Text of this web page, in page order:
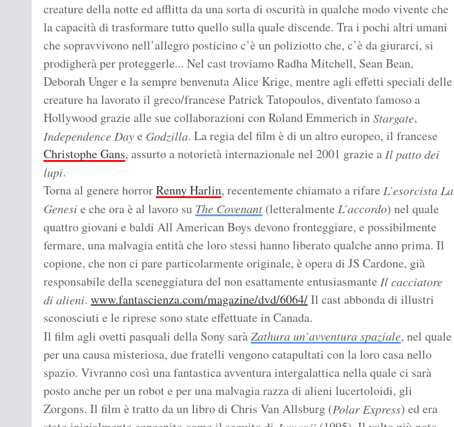
creature della notte ed afflitta da una sorta di oscurità in qualche modo vivente che
la capacità di trasformare tutto quello sulla quale discende. Tra i pochi altri umani
che sopravvivono nell’allegro posticino c’è un poliziotto che, c’è da giurarci, si
prodigherà per proteggerle... Nel cast troviamo Radha Mitchell, Sean Bean,
Deborah Unger e la sempre benvenuta Alice Krige, mentre agli effetti speciali delle
creature ha lavorato il greco/francese Patrick Tatopoulos, diventato famoso a
Hollywood grazie alle sue collaborazioni con Roland Emmerich inStargate,
Independence Daye Godzilla. La regia del film è di un altro europeo, il francese
Christophe Gans, assurto a notorietà internazionale nel 2001 grazie aIl patto dei
lupi.
Torna al genere horrorRenny Harlin, recentemente chiamato a rifare L’esorcista La
Genesie che ora è al lavoro su The Covenant (letteralmente L’accordo) nel quale
quattro giovani e baldi All American Boys devono fronteggiare, e possibilmente
fermare, una malvagia entità che loro stessi hanno liberato qualche anno prima. Il
copione, che non ci pare particolarmente originale, è opera di JS Cardone, già
responsabile della sceneggiatura del non esattamente entusiasmante Il cacciatore
di alieni. www.fantascienza.com/magazine/dvd/6064/Il cast abbonda di illustri
sconosciuti e le riprese sono state effettuate in Canada.
Il film agli ovetti pasquali della Sony saràZathura un’avventura spaziale, nel quale
per una causa misteriosa, due fratelli vengono catapultati con la loro casa nello
spazio. Vivranno così una fantastica avventura intergalattica nella quale ci sarà
posto anche per un robot e per una malvagia razza di alieni lucertoloidi, gli
Zorgons. Il film è tratto da un libro di Chris Van Allsburg (Polar Express) ed era